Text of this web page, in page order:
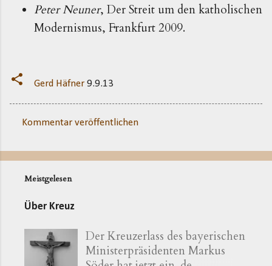
Peter Neuner, Der Streit um den katholischen
Modernismus, Frankfurt 2009.
Gerd Häfner 9.9.13
o
e
Kommentar veröffentlichen
Meistgelesen
Über Kreuz
Der Kreuzerlass des bayerischen
Ministerpräsidenten Markus